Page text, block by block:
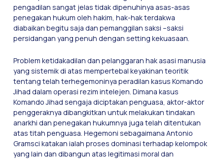
pengadilan sangat jelas tidak dipenuhinya asas-asas
penegakan hukum oleh hakim, hak-hak terdakwa
diabaikan begitu saja dan pemanggilan saksi –saksi
persidangan yang penuh dengan setting kekuasaan.
Problem ketidakadilan dan pelanggaran hak asasi manusia
yang sistemik di atas mempertebal keyakinan teoritik
tentang telah terhegemoninya peradilan kasus Komando
Jihad dalam operasi rezim intelejen. Dimana kasus
Komando Jihad sengaja diciptakan penguasa, aktor-aktor
penggeraknya dibangkitkan untuk melakukan tindakan
anarkhi dan penegakan hukumnya juga telah ditentukan
atas titah penguasa. Hegemoni sebagaimana Antonio
Gramsci katakan ialah proses dominasi terhadap kelompok
yang lain dan dibangun atas legitimasi moral dan